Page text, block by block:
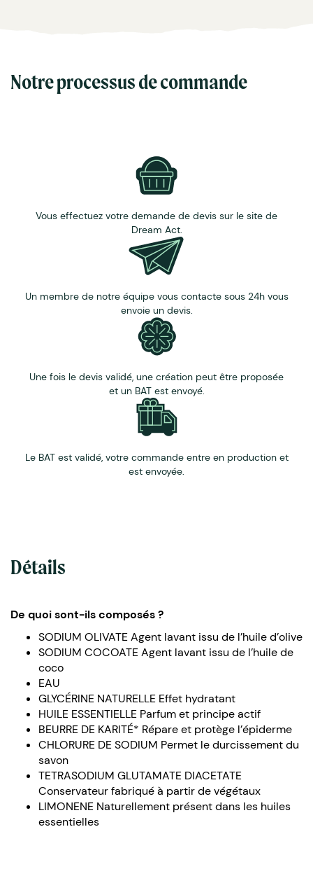
Dimensions savon : 8.8 x 5.5 x 3 cm
Poids savon : 125 gr
Egalement disponible à l'huile essentielle de
camphre
toute demande de savons apaisant au litsea sur-mesure
ou des quantités inférieures au minimum de commande
contactez notre équipe commerciale.
Notre processus de commande
Vous effectuez votre demande de devis sur le site de
Dream Act.
Un membre de notre équipe vous contacte sous 24h vous
envoie un devis.
Une fois le devis validé, une création peut être proposée
et un BAT est envoyé.
Le BAT est validé, votre commande entre en production et
est envoyée.
Détails
De quoi sont-ils composés ?
SODIUM OLIVATE Agent lavant issu de l’huile d’olive
SODIUM COCOATE Agent lavant issu de l’huile de
coco
EAU
GLYCÉRINE NATURELLE Effet hydratant
HUILE ESSENTIELLE Parfum et principe actif
BEURRE DE KARITÉ* Répare et protège l’épiderme
CHLORURE DE SODIUM Permet le durcissement du
savon
TETRASODIUM GLUTAMATE DIACETATE
Conservateur fabriqué à partir de végétaux
LIMONENE Naturellement présent dans les huiles
essentielles